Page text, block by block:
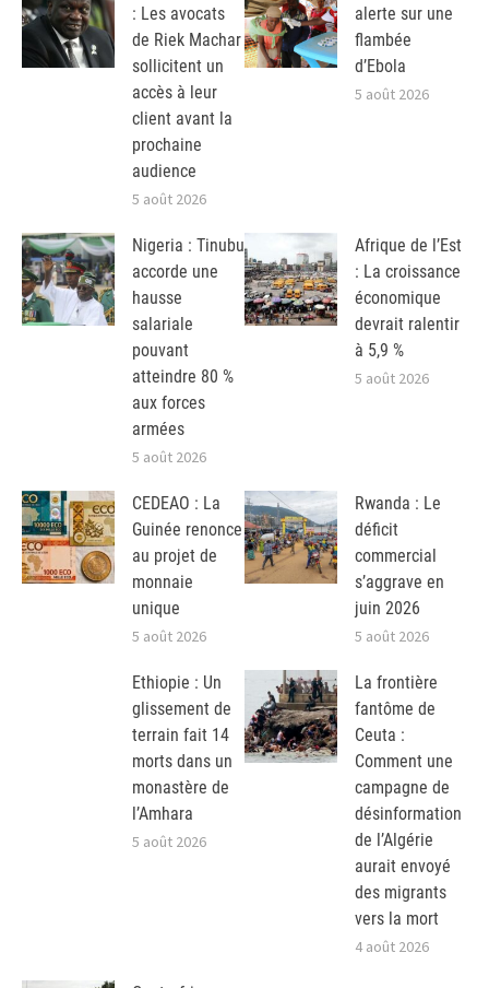
: Les avocats
de Riek Machar
sollicitent un
accès à leur
client avant la
prochaine
audience
5 août 2026
alerte sur une
flambée
d’Ebola
5 août 2026
Nigeria : Tinubu
accorde une
hausse
salariale
pouvant
atteindre 80 %
aux forces
armées
5 août 2026
Afrique de l’Est
: La croissance
économique
devrait ralentir
à 5,9 %
5 août 2026
CEDEAO : La
Guinée renonce
au projet de
monnaie
unique
5 août 2026
Rwanda : Le
déficit
commercial
s’aggrave en
juin 2026
5 août 2026
Ethiopie : Un
glissement de
terrain fait 14
morts dans un
monastère de
l’Amhara
5 août 2026
La frontière
fantôme de
Ceuta :
Comment une
campagne de
désinformation
de l’Algérie
aurait envoyé
des migrants
vers la mort
4 août 2026